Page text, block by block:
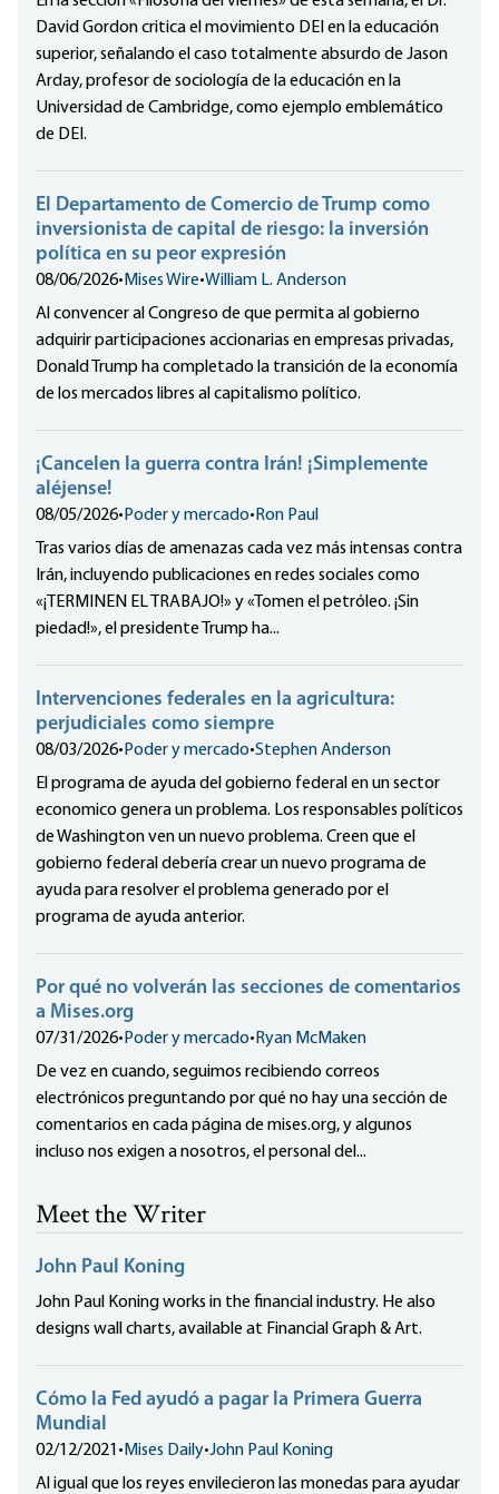
David Gordon critica el movimiento DEI en la educación
superior, señalando el caso totalmente absurdo de Jason
Arday, profesor de sociología de la educación en la
Universidad de Cambridge, como ejemplo emblemático
de DEI.
El Departamento de Comercio de Trump como
inversionista de capital de riesgo: la inversión
política en su peor expresión
08/06/2026• Mises Wire•William L. Anderson
Al convencer al Congreso de que permita al gobierno
adquirir participaciones accionarias en empresas privadas,
Donald Trump ha completado la transición de la economía
de los mercados libres al capitalismo político.
¡Cancelen la guerra contra Irán! ¡Simplemente
aléjense!
08/05/2026• Poder y mercado• Ron Paul
Tras varios días de amenazas cada vez más intensas contra
Irán, incluyendo publicaciones en redes sociales como
«¡TERMINEN EL TRABAJO!» y «Tomen el petróleo. ¡Sin
piedad!», el presidente Trump ha...
Intervenciones federales en la agricultura:
perjudiciales como siempre
08/03/2026• Poder y mercado•Stephen Anderson
El programa de ayuda del gobierno federal en un sector
economico genera un problema. Los responsables políticos
de Washington ven un nuevo problema. Creen que el
gobierno federal debería crear un nuevo programa de
ayuda para resolver el problema generado por el
programa de ayuda anterior.
Por qué no volverán las secciones de comentarios
a Mises.org
07/31/2026• Poder y mercado• Ryan McMaken
De vez en cuando, seguimos recibiendo correos
electrónicos preguntando por qué no hay una sección de
comentarios en cada página de mises.org, y algunos
incluso nos exigen a nosotros, el personal del...
Meet the Writer
John Paul Koning
John Paul Koning works in the financial industry. He also
designs wall charts, available at Financial Graph & Art.
Cómo la Fed ayudó a pagar la Primera Guerra
Mundial
02/12/2021 • Mises Daily•John Paul Koning
Al igual que los reyes envilecieron las monedas para ayudar